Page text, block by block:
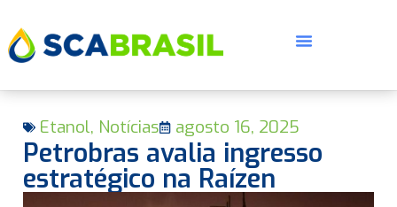
Etanol, Notícias agosto 16, 2025
Petrobras avalia ingresso
estratégico na Raízen